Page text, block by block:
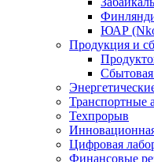
ЮАР
Продукция и
Сбытовая
Транспортные
Техпрорыв
Цифровая
Финансовые